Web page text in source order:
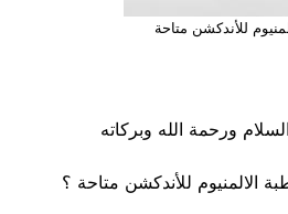
للأندكشن متاحة
ورحمة الله وبركاته
الالمنيوم للأندكشن متاحة ؟